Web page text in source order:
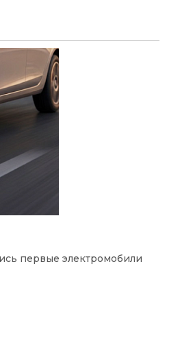
первые электромобили